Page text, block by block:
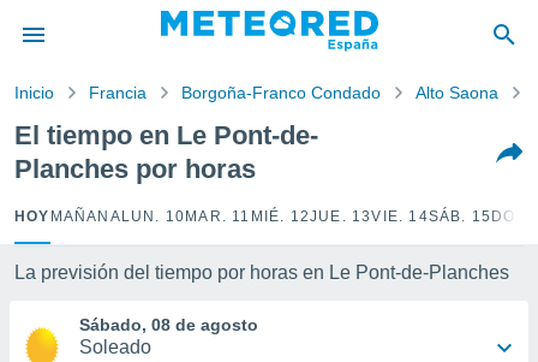
por
para
la
calidad.
a este
las
y
forma
Inicio Francia Borgoña-Franco Condado Alto Saona
El tiempo en Le Pont-de-
Planches por horas
HOY MAÑANA LUN. 10 MAR. 11 MIÉ. 12JUE. 13VIE. 14SÁB. 15
La previsión del tiempo por horas en Le Pont-de-Planches
Sábado, 08 de agosto
Soleado